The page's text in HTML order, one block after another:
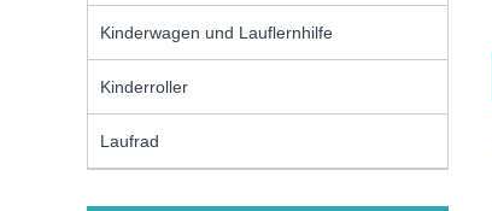
Kinderwagen und Lauflernhilfe
Kinderroller
Laufrad